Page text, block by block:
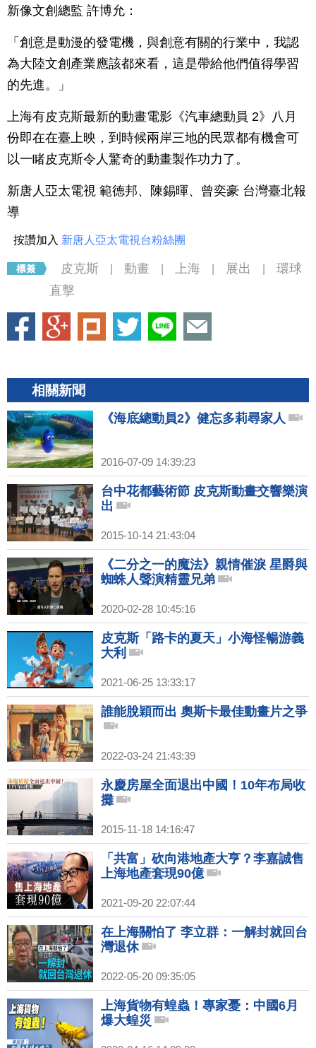
新像文創總監 許博允：
「創意是動漫的發電機，與創意有關的行業中，我認
為大陸文創產業應該都來看，這是帶給他們值得學習
的先進。」
上海有皮克斯最新的動畫電影《汽車總動員 2》八月
份即在在臺上映，到時候兩岸三地的民眾都有機會可
以一睹皮克斯令人驚奇的動畫製作功力了。
新唐人亞太電視 範德邦、陳錫暉、曾奕豪 台灣臺北報
導
按讚加入 新唐人亞太電視台粉絲團
皮克斯 動畫 上海 展出
環球
直擊
相關新聞
《海底總動員2》健忘多莉尋家人
2016-07-09 14:39:23
台中花都藝術節 皮克斯動畫交響樂演
出
2015-10-14 21:43:04
《二分之一的魔法》親情催淚 星爵與
蜘蛛人聲演精靈兄弟
2020-02-28 10:45:16
皮克斯「路卡的夏天」小海怪暢游義
大利
2021-06-25 13:33:17
誰能脫穎而出 奧斯卡最佳動畫片之爭
2022-03-24 21:43:39
永慶房屋全面退出中國！10年布局收
攤
2015-11-18 14:16:47
「共富」砍向港地產大亨？李嘉誠售
上海地產套現90億
2021-09-20 22:07:44
在上海關怕了 李立群：一解封就回台
灣退休
2022-05-20 09:35:05
上海貨物有蝗蟲！專家憂：中國6月
爆大蝗災